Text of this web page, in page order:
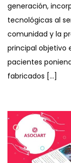
generación,
tecnológicas al
comunidad y la
principal objetivo
pacientes
fabricados […]